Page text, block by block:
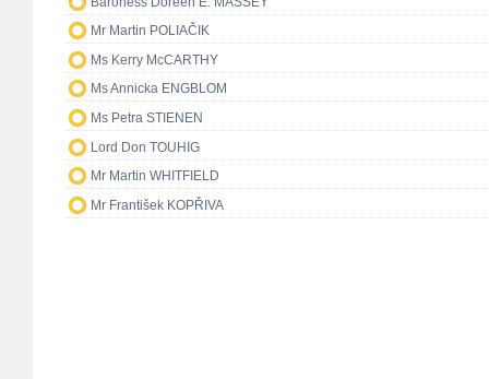
Mr Martin POLIAČIK
Ms Kerry McCARTHY
Ms Annicka ENGBLOM
Ms Petra STIENEN
Lord Don TOUHIG
Mr Martin WHITFIELD
Mr František KOPŘIVA